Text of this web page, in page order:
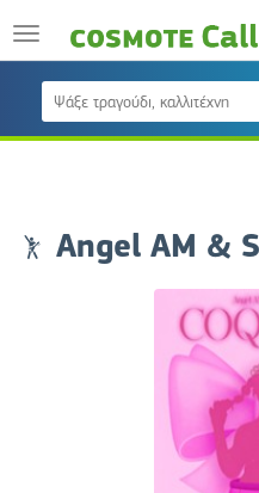
Angel AM &